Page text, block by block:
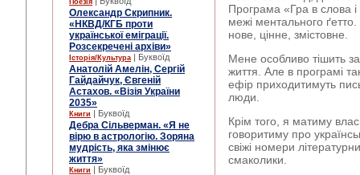
Поезія
Олександр Скрипник.
«НКВД/КГБ проти
української еміграції.
Розсекречені архіви»
Історія/Культура | Буквоїд
Анатолій Амелін, Сергій
Гайдайчук, Євгеній
Астахов. «Візія України
2035»
Книги | Буквоїд
Дебра Сільверман. «Я не
вірю в астрологію. Зоряна
мудрість, яка змінює
життя»
Книги | Буквоїд
Програма «Гра в слова і
межі ментального
нове, цінне, змістовне.
Мене особливо тішить
життя. Але в програмі
ефір приходитимуть
люди.
Крім того, я матиму
говоритиму про
свіжі номери
смаколики.